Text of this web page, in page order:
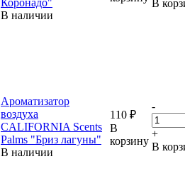
Коронадо"
В наличии
В
Ароматизатор
воздуха
CALIFORNIA Scents
Palms "Бриз лагуны"
В наличии
110 ₽
В
корзину
-
+
В